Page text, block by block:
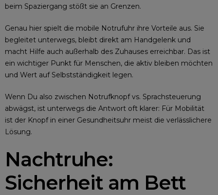
beim Spaziergang stößt sie an Grenzen.
Genau hier spielt die mobile Notrufuhr ihre Vorteile aus. Sie
begleitet unterwegs, bleibt direkt am Handgelenk und
macht Hilfe auch außerhalb des Zuhauses erreichbar. Das ist
ein wichtiger Punkt für Menschen, die aktiv bleiben möchten
und Wert auf Selbstständigkeit legen.
Wenn Du also zwischen Notrufknopf vs. Sprachsteuerung
abwägst, ist unterwegs die Antwort oft klarer: Für Mobilität
ist der Knopf in einer Gesundheitsuhr meist die verlässlichere
Lösung.
Nachtruhe:
Sicherheit am Bett